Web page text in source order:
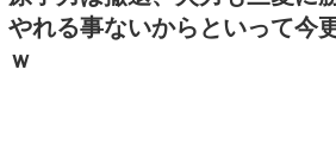
やれる事ないからといって今
ｗ